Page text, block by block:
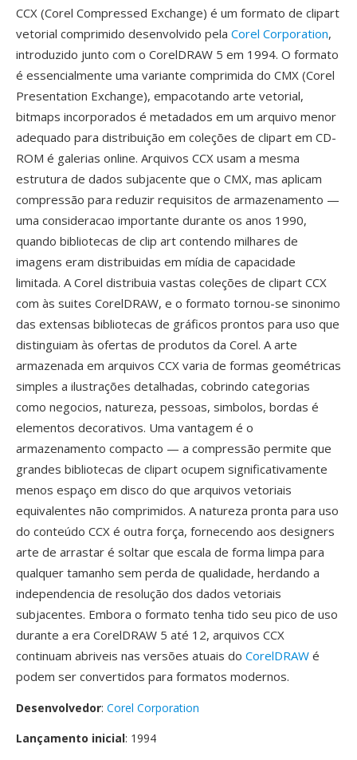
CCX (Corel Compressed Exchange) é um formato de clipart
vetorial comprimido desenvolvido pela Corel Corporation,
introduzido junto com o CorelDRAW 5 em 1994. O formato
é essencialmente uma variante comprimida do CMX (Corel
Presentation Exchange), empacotando arte vetorial,
bitmaps incorporados é metadados em um arquivo menor
adequado para distribuição em coleções de clipart em CD-
ROM é galerias online. Arquivos CCX usam a mesma
estrutura de dados subjacente que o CMX, mas aplicam
compressão para reduzir requisitos de armazenamento —
uma consideracao importante durante os anos 1990,
quando bibliotecas de clip art contendo milhares de
imagens eram distribuidas em mídia de capacidade
limitada. A Corel distribuia vastas coleções de clipart CCX
com às suites CorelDRAW, e o formato tornou-se sinonimo
das extensas bibliotecas de gráficos prontos para uso que
distinguiam às ofertas de produtos da Corel. A arte
armazenada em arquivos CCX varia de formas geométricas
simples a ilustrações detalhadas, cobrindo categorias
como negocios, natureza, pessoas, simbolos, bordas é
elementos decorativos. Uma vantagem é o
armazenamento compacto — a compressão permite que
grandes bibliotecas de clipart ocupem significativamente
menos espaço em disco do que arquivos vetoriais
equivalentes não comprimidos. A natureza pronta para uso
do conteúdo CCX é outra força, fornecendo aos designers
arte de arrastar é soltar que escala de forma limpa para
qualquer tamanho sem perda de qualidade, herdando a
independencia de resolução dos dados vetoriais
subjacentes. Embora o formato tenha tido seu pico de uso
durante a era CorelDRAW 5 até 12, arquivos CCX
continuam abriveis nas versões atuais do CorelDRAW é
podem ser convertidos para formatos modernos.
Desenvolvedor: Corel Corporation
Lançamento inicial: 1994